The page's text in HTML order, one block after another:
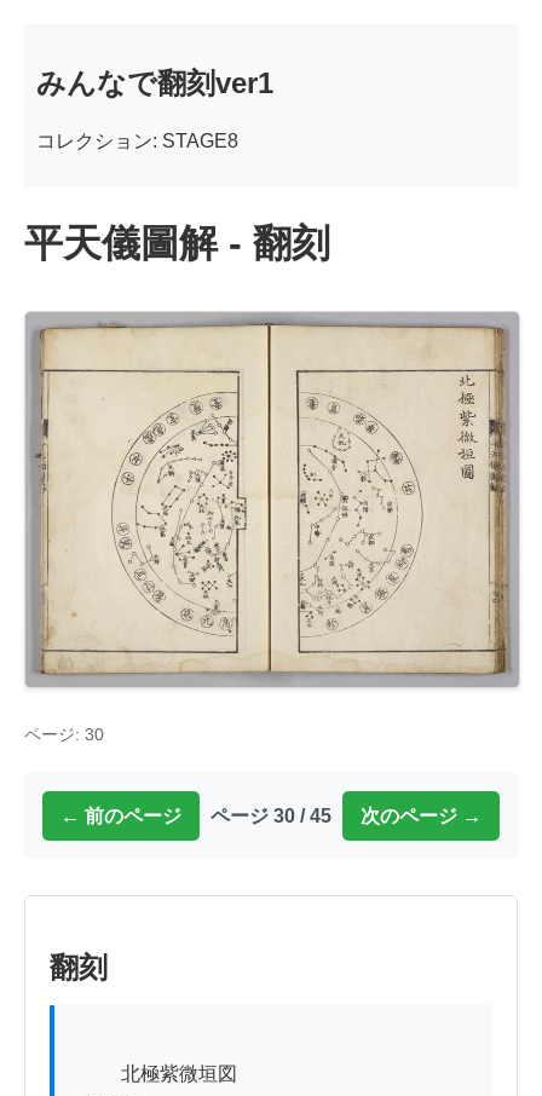
みんなで翻刻ver1
コレクション: STAGE8
平天儀圖解 - 翻刻
ページ: 30
← 前のページ ページ 30 / 45 次のページ →
翻刻